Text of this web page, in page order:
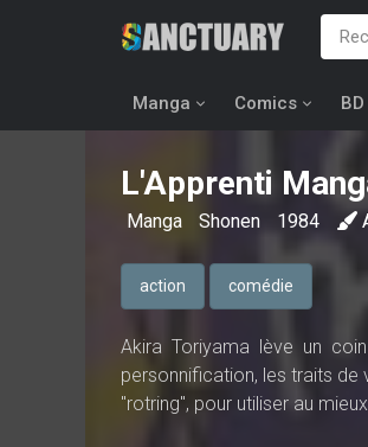
Manga Comics BD
L'Apprenti
Manga Shonen 1984
action comédie
Akira Toriyama lève un
personnification, les traits de
"rotring", pour utiliser au